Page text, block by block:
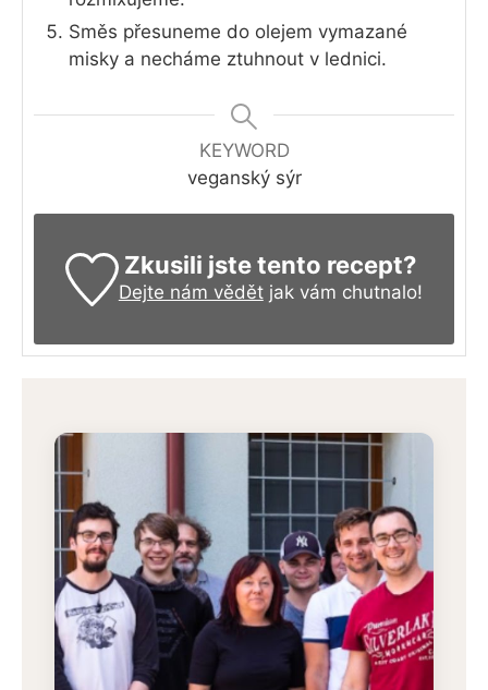
Směs přesuneme do olejem vymazané
misky a necháme ztuhnout v lednici.
KEYWORD
veganský sýr
Zkusili jste tento recept?
Dejte nám vědětjak vám chutnalo!